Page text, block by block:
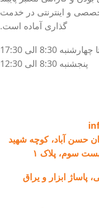
و اینترنتی در خدمت
گذاری آماده است.
8:30 الی 17:30
پنجشنبه 8:30 الی 12:30
حسن آباد، کوچه شهید
سوم، پلاک ۱
پاساژ ابزار و یراق